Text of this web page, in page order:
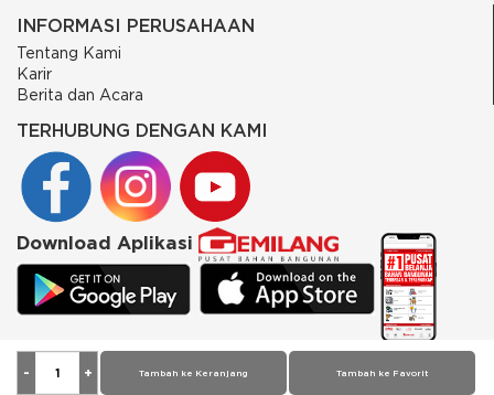
Tambah ke Keranjang Tambah ke Favorit
INFORMASI PERUSAHAAN
Tentang Kami
Karir
Berita dan Acara
TERHUBUNG DENGAN KAMI
Download Aplikasi
© 2026 PT Putra Gemilang Prima. All rights reserved